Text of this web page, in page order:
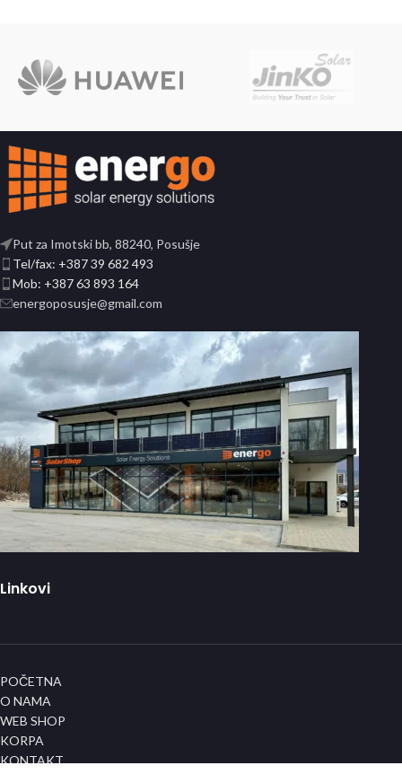
Put za Imotski bb, 88240, Posušje
Tel/fax: +387 39 682 493
Mob: +387 63 893 164
energoposusje@gmail.com
Linkovi
POČETNA
O NAMA
WEB SHOP
KORPA
KONTAKT